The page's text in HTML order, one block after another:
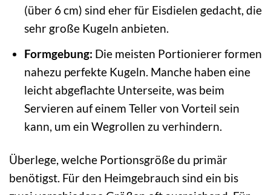
(über 6 cm) sind eher für Eisdielen gedacht, die
sehr große Kugeln anbieten.
Formgebung: Die meisten Portionierer formen
nahezu perfekte Kugeln. Manche haben eine
leicht abgeflachte Unterseite, was beim
Servieren auf einem Teller von Vorteil sein
kann, um ein Wegrollen zu verhindern.
Überlege, welche Portionsgröße du primär
benötigst. Für den Heimgebrauch sind ein bis